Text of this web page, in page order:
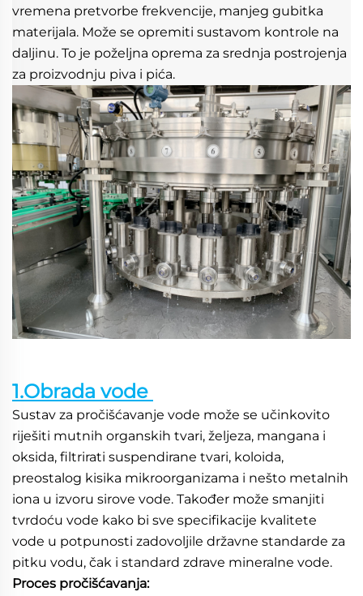
vremena pretvorbe frekvencije, manjeg gubitka
materijala. Može se opremiti sustavom kontrole na
daljinu. To je poželjna oprema za srednja postrojenja
za proizvodnju piva i pića.
1.Obrada vode
Sustav za pročišćavanje vode može se učinkovito
riješiti mutnih organskih tvari, željeza, mangana i
oksida, filtrirati suspendirane tvari, koloida,
preostalog kisika mikroorganizama i nešto metalnih
iona u izvoru sirove vode. Također može smanjiti
tvrdoću vode kako bi sve specifikacije kvalitete
vode u potpunosti zadovoljile državne standarde za
pitku vodu, čak i standard zdrave mineralne vode.
Proces pročišćavanja: